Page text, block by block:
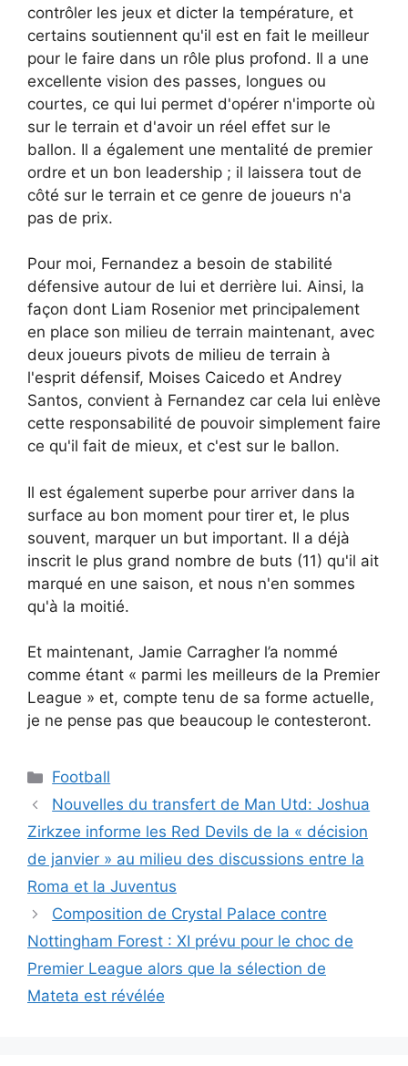
contrôler les jeux et dicter la température, et
certains soutiennent qu'il est en fait le meilleur
pour le faire dans un rôle plus profond. Il a une
excellente vision des passes, longues ou
courtes, ce qui lui permet d'opérer n'importe où
sur le terrain et d'avoir un réel effet sur le
ballon. Il a également une mentalité de premier
ordre et un bon leadership ; il laissera tout de
côté sur le terrain et ce genre de joueurs n'a
pas de prix.
Pour moi, Fernandez a besoin de stabilité
défensive autour de lui et derrière lui. Ainsi, la
façon dont Liam Rosenior met principalement
en place son milieu de terrain maintenant, avec
deux joueurs pivots de milieu de terrain à
l'esprit défensif, Moises Caicedo et Andrey
Santos, convient à Fernandez car cela lui enlève
cette responsabilité de pouvoir simplement faire
ce qu'il fait de mieux, et c'est sur le ballon.
Il est également superbe pour arriver dans la
surface au bon moment pour tirer et, le plus
souvent, marquer un but important. Il a déjà
inscrit le plus grand nombre de buts (11) qu'il ait
marqué en une saison, et nous n'en sommes
qu'à la moitié.
Et maintenant, Jamie Carragher l’a nommé
comme étant « parmi les meilleurs de la Premier
League » et, compte tenu de sa forme actuelle,
je ne pense pas que beaucoup le contesteront.
Catégories
Football
Nouvelles du transfert de Man Utd: Joshua
Zirkzee informe les Red Devils de la « décision
de janvier » au milieu des discussions entre la
Roma et la Juventus
Composition de Crystal Palace contre
Nottingham Forest : XI prévu pour le choc de
Premier League alors que la sélection de
Mateta est révélée